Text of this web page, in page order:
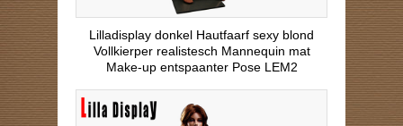
Lilladisplay donkel Hautfaarf sexy blond
Vollkierper realistesch Mannequin mat
Make-up entspaanter Pose LEM2